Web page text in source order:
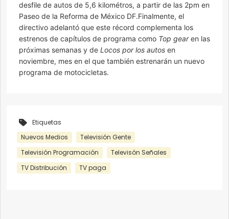
desfile de autos de 5,6 kilométros, a partir de las 2pm en
Paseo de la Reforma de México DF.Finalmente, el
directivo adelantó que este récord complementa los
estrenos de capítulos de programa como Top gearen las
próximas semanas y de Locos por los autos en
noviembre, mes en el que también estrenarán un nuevo
programa de motocicletas.
Etiquetas
Nuevos Medios
Televisión Gente
Televisión Programación
Televisón Señales
TV Distribución
TV paga